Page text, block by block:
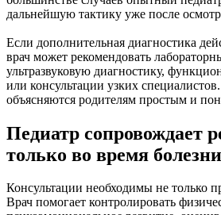
дальнейшую тактику уже после
Если дополнительная диагностика
врач может рекомендовать
ультразвуковую диагностику,
или консультации узких
объясняются родителям простым и
Педиатр сопровождает
только во время болезни
Консультации необходимы не только
Врач помогает контролировать